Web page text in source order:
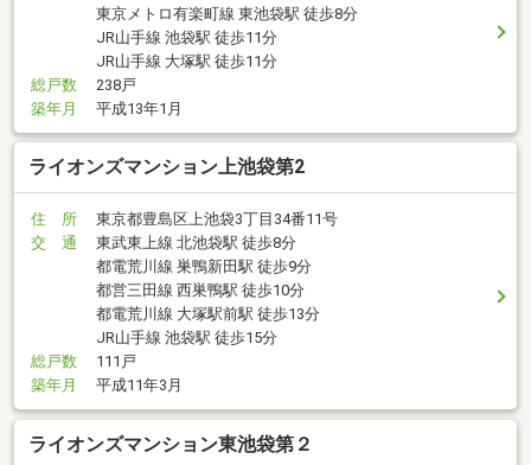
東京メトロ有楽町線 東池袋駅 徒歩8分
JR山手線 池袋駅 徒歩11分
JR山手線 大塚駅 徒歩11分
総戸数
238戸
築年月
平成13年1月
ライオンズマンション上池袋第2
住 所
東京都豊島区上池袋3丁目34番11号
交 通
東武東上線 北池袋駅 徒歩8分
都電荒川線 巣鴨新田駅 徒歩9分
都営三田線 西巣鴨駅 徒歩10分
都電荒川線 大塚駅前駅 徒歩13分
JR山手線 池袋駅 徒歩15分
総戸数
111戸
築年月
平成11年3月
ライオンズマンション東池袋第２